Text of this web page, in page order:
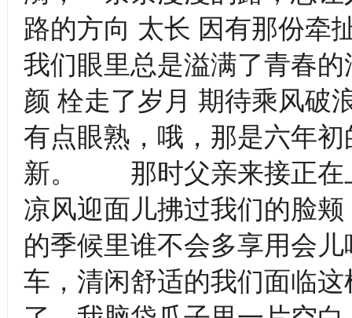
路的方向 太长 因有那份牵
我们眼里总是溢满了青春
颜 栓走了岁月 期待乘风破
有点眼熟，哦，那是六年
新。 那时父亲来接正在
凉风迎面儿拂过我们的脸
的季候里谁不会多享用会
车，清闲舒适的我们面临